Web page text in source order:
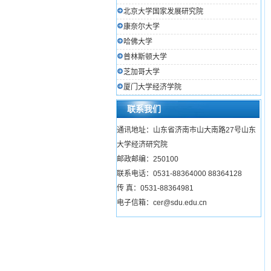
北京大学国家发展研究院
康奈尔大学
哈佛大学
普林斯顿大学
芝加哥大学
厦门大学经济学院
联系我们
通讯地址：山东省济南市山大南路27号山东
大学经济研究院
邮政邮编：250100
联系电话：0531-88364000 88364128
传 真：0531-88364981
电子信箱：cer@sdu.edu.cn